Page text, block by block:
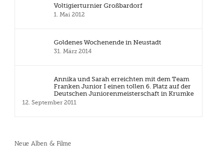
Voltigierturnier Großbardorf
1. Mai 2012
Goldenes Wochenende in Neustadt
31. März 2014
Annika und Sarah erreichten mit dem Team
Franken Junior I einen tollen 6. Platz auf der
Deutschen Juniorenmeisterschaft in Krumke
12. September 2011
Neue Alben & Filme